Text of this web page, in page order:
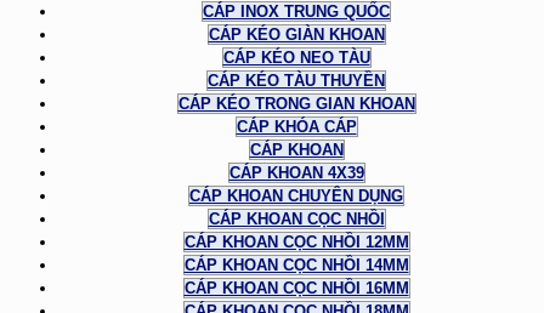
CÁP INOX TRUNG QUỐC
CÁP KÉO GIÀN KHOAN
CÁP KÉO NEO TÀU
CÁP KÉO TÀU THUYỀN
CÁP KÉO TRONG GIAN KHOAN
CÁP KHÓA CÁP
CÁP KHOAN
CÁP KHOAN 4X39
CÁP KHOAN CHUYÊN DỤNG
CÁP KHOAN CỌC NHỒI
CÁP KHOAN CỌC NHỒI 12MM
CÁP KHOAN CỌC NHỒI 14MM
CÁP KHOAN CỌC NHỒI 16MM